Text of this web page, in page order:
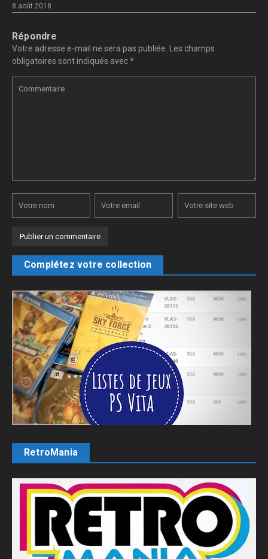
8 août 2018
Répondre
Votre adresse e-mail ne sera pas publiée.
Les champs
obligatoires sont indiqués avec*
Complétez votre collection
RetroMania